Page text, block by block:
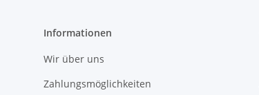
Informationen
Wir über uns
Zahlungsmöglichkeiten